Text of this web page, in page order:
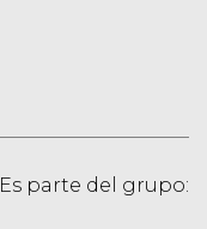
Es parte del grupo: